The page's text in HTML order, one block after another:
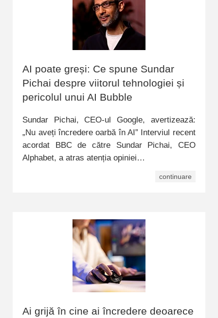
AI poate greși: Ce spune Sundar
Pichai despre viitorul tehnologiei și
pericolul unui AI Bubble
Sundar Pichai, CEO-ul Google, avertizează:
„Nu aveți încredere oarbă în AI” Interviul recent
acordat BBC de către Sundar Pichai, CEO
Alphabet, a atras atenția opiniei…
continuare
Ai grijă în cine ai încredere deoarece